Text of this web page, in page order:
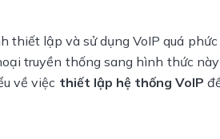
thiết lập và sử dụng VoIP quá
truyền thống sang hình thức
về việc thiết lập hệ thống VoIP